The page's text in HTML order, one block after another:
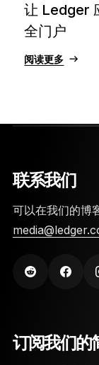
让 Ledger
全门户
阅读更多
联系我们
可以在我们的博
订阅我们的